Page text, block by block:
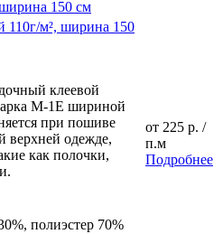
150 см
110г/м², ширина 150
клеевой
М-1Е шириной
при пошиве
верхней одежде,
как полочки,
полиэстер 70%
от 225 р. /
п.м
Подробнее